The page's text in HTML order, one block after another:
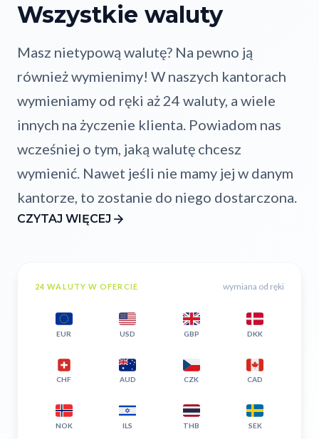
Wszystkie waluty
Masz nietypową walutę? Na pewno ją
również wymienimy! W naszych kantorach
wymieniamy od ręki aż 24 waluty, a wiele
innych na życzenie klienta. Powiadom nas
wcześniej o tym, jaką walutę chcesz
wymienić. Nawet jeśli nie mamy jej w danym
kantorze, to zostanie do niego dostarczona.
CZYTAJ WIĘCEJ
24 WALUTY W OFERCIE wymiana od ręki
EUR USD GBP DKK
CHF AUD CZK CAD
NOK ILS THB SEK